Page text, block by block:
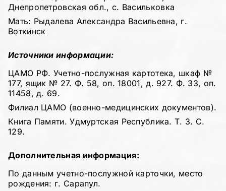
Днепропетровская обл., с. Васильковка
Мать: Рыдалева Александра Васильевна, г.
Воткинск
Источники информации:
ЦАМО РФ. Учетно-послужная картотека, шкаф №
177, ящик № 27. Ф. 58, оп. 18001, д. 927. Ф. 33, оп.
11458, д. 69.
Филиал ЦАМО (военно-медицинских документов).
Книга Памяти. Удмуртская Республика. Т. 3. С.
129.
Дополнительная информация:
По данным учетно-послужной карточки, место
рождения: г. Сарапул.